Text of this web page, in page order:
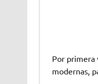
Por primera
modernas,